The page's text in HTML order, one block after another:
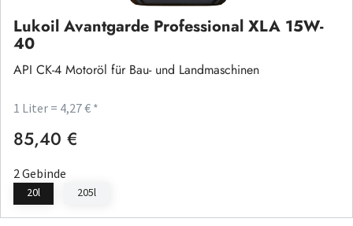
Lukoil Avantgarde Professional XLA 15W-
40
API CK-4 Motoröl für Bau- und Landmaschinen
1 Liter = 4,27 € *
Regulärer Preis:
85,40 €
2 Gebinde
20l 205l